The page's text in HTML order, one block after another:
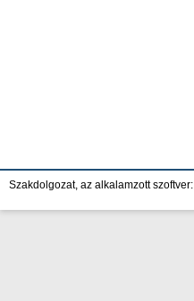
Szakdolgozat, az alkalamzott szoftver: